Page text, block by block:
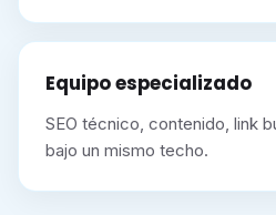
Equipo especializado
SEO técnico, contenido, link
bajo un mismo techo.